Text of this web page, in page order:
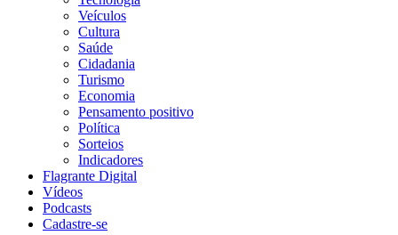
Veículos
Cultura
Saúde
Cidadania
Turismo
Economia
Pensamento positivo
Política
Sorteios
Indicadores
Flagrante Digital
Vídeos
Podcasts
Cadastre-se